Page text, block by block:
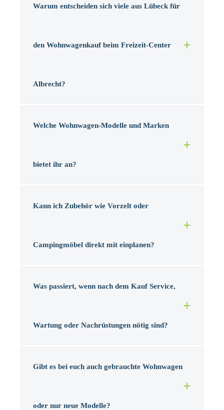
Warum entscheiden sich viele aus Lübeck für
den Wohnwagenkauf beim Freizeit-Center
Albrecht?
Welche Wohnwagen-Modelle und Marken
bietet ihr an?
Kann ich Zubehör wie Vorzelt oder
Campingmöbel direkt mit einplanen?
Was passiert, wenn nach dem Kauf Service,
Wartung oder Nachrüstungen nötig sind?
Gibt es bei euch auch gebrauchte Wohnwagen
oder nur neue Modelle?